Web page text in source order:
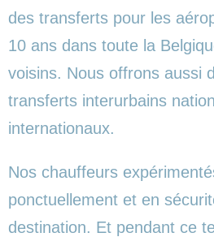
des transferts pour les
10 ans dans toute la
voisins. Nous offrons aussi
transferts interurbains
internationaux.
Nos chauffeurs
ponctuellement et en
destination. Et pendant ce